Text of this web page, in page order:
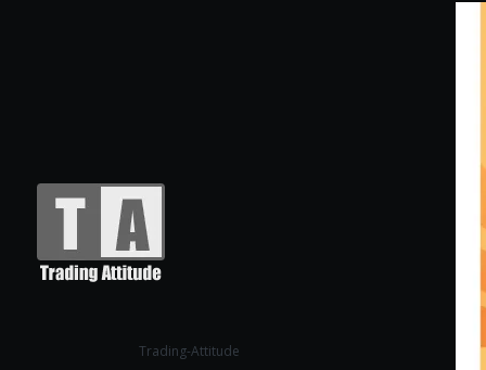
Trading-Attitude